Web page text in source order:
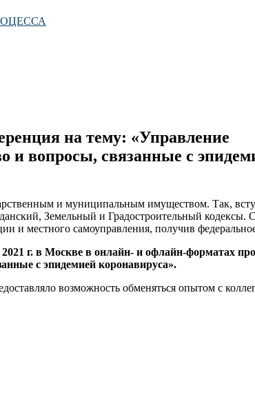
на тему: «Управление
и вопросы, связанные с
и муниципальным имуществом. Так,
Земельный и Градостроительный кодексы.
и местного самоуправления, получив
г. в Москве в онлайн- и офлайн-форматах
с эпидемией коронавируса».
возможность обменяться опытом с